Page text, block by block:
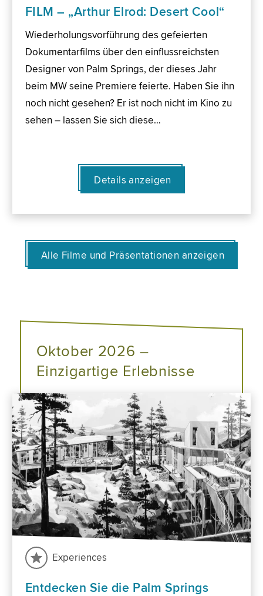
FILM – „Arthur Elrod: Desert Cool“
Wiederholungsvorführung des gefeierten
Dokumentarfilms über den einflussreichsten
Designer von Palm Springs, der dieses Jahr
beim MW seine Premiere feierte. Haben Sie ihn
noch nicht gesehen? Er ist noch nicht im Kino zu
sehen – lassen Sie sich diese…
Details anzeigen
Alle Filme und Präsentationen anzeigen
Oktober 2026 –
Einzigartige Erlebnisse
Experiences
Entdecken Sie die Palm Springs